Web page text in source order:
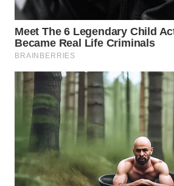
WN
KALTARA
WN
KALSEL
WN
KALTIM
WN
SULSEL